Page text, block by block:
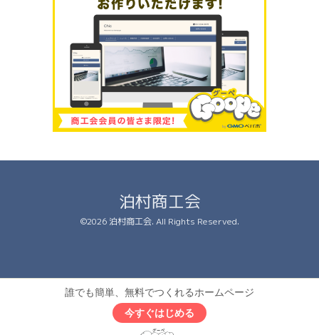
泊村商工会
©2026泊村商工会. All Rights Reserved.
誰でも簡単、無料でつくれるホームページ
今すぐはじめる